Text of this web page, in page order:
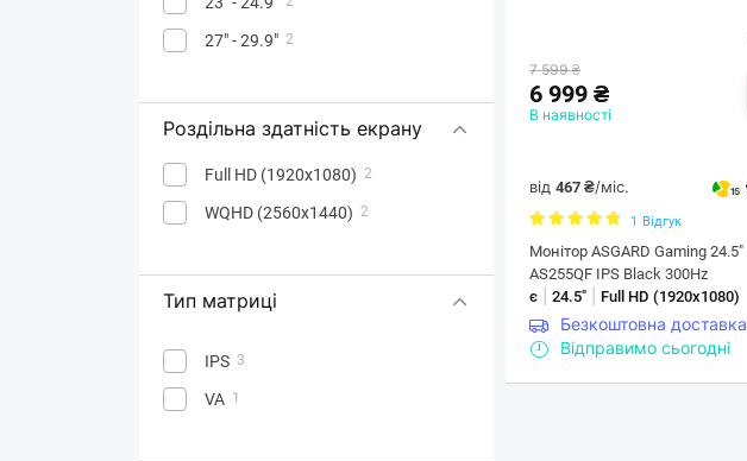
27" - 29.9" 2
Роздільна здатність екрану
Full HD (1920x1080) 2
WQHD (2560х1440) 2
Тип матриці
IPS 3
VA 1
7 599 ₴
6 999 ₴
В наявності
від 467 ₴/міс. 15
1 Відгук
Монітор ASGARD Gaming 24.5"
AS255QF IPS Black 300Hz
є
24.5" Full HD (1920x1080)
Безкоштовна доставка
Відправимо сьогодні